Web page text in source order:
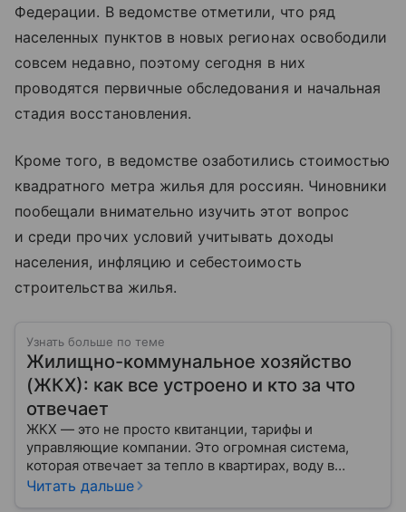
Федерации. В ведомстве отметили, что ряд
населенных пунктов в новых регионах освободили
совсем недавно, поэтому сегодня в них
проводятся первичные обследования и начальная
стадия восстановления.
Кроме того, в ведомстве озаботились стоимостью
квадратного метра жилья для россиян. Чиновники
пообещали внимательно изучить этот вопрос
и среди прочих условий учитывать доходы
населения, инфляцию и себестоимость
строительства жилья.
Узнать больше по теме
Жилищно-коммунальное хозяйство
(ЖКХ): как все устроено и кто за что
отвечает
ЖКХ — это не просто квитанции, тарифы и
управляющие компании. Это огромная система,
которая отвечает за тепло в квартирах, воду в
кране, освещение улиц и чистоту во дворах.
Читать дальше